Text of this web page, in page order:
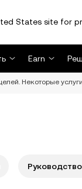
States site for
Earn
Некоторые